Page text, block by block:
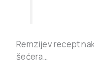
Remzijev recept
šećera…